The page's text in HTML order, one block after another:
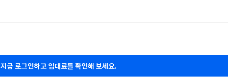
지금 로그인하고 임대료를 확인해 보세요.